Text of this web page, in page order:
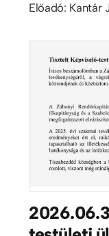
Előadó: Kantár